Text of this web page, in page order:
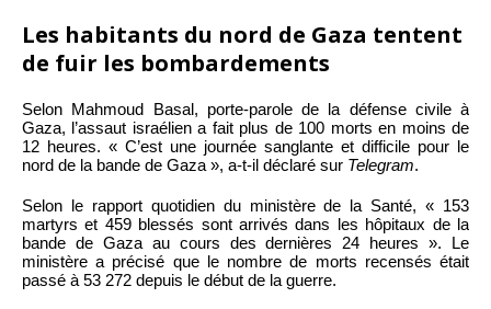
Les habitants du nord de Gaza tentent
de fuir les bombardements
Selon Mahmoud Basal, porte-parole de la défense civile à
Gaza, l’assaut israélien a fait plus de 100 morts en moins de
12 heures. « C’est une journée sanglante et difficile pour le
nord de la bande de Gaza », a-t-il déclaré sur Telegram.
Selon le rapport quotidien du ministère de la Santé, « 153
martyrs et 459 blessés sont arrivés dans les hôpitaux de la
bande de Gaza au cours des dernières 24 heures ». Le
ministère a précisé que le nombre de morts recensés était
passé à 53 272 depuis le début de la guerre.